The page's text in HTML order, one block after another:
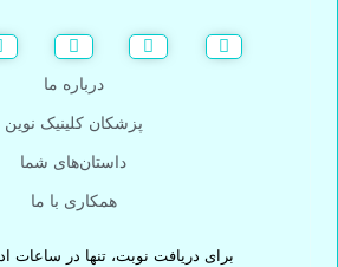
درباره ما
پزشکان کلینیک نوین
داستان‌های شما
همکاری با ما
برای دریافت نوبت، تنها در ساعات